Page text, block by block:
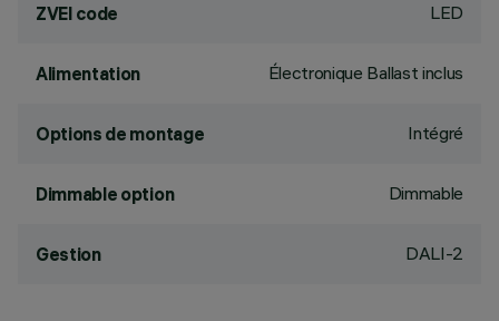
ZVEI code LED
Alimentation Électronique Ballast inclus
Options de montage Intégré
Dimmable option Dimmable
Gestion DALI-2